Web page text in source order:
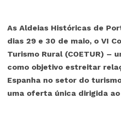
As Aldeias Históricas de
dias 29 e 30 de maio, o VI
Turismo Rural (COETUR) –
como objetivo estreitar
Espanha no setor do
uma oferta única dirigida